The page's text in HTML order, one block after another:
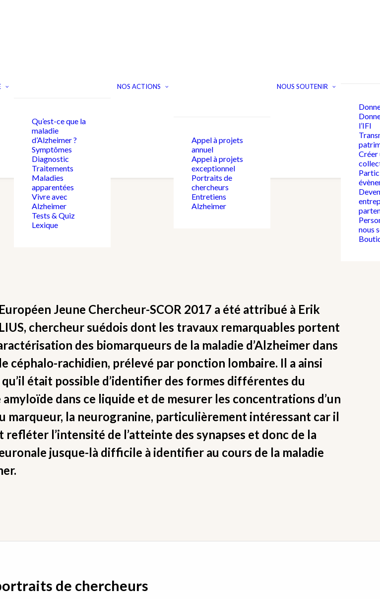
Qu’est-ce que la
maladie
d’Alzheimer ?
Symptômes
Diagnostic
Traitements
Maladies
apparentées
Vivre avec
Alzheimer
Tests & Quiz
Lexique
NOS ACTIONS
Appel à projets
annuel
Appel à projets
exceptionnel
Portraits de
chercheurs
Entretiens
Alzheimer
NOUS SOUTENIR
l’IFI
Créer
nous
Jeune Chercheur-SCOR 2017 a été attribué à Erik
chercheur suédois dont les travaux remarquables portent
des biomarqueurs de la maladie d’Alzheimer dans
céphalo-rachidien, prélevé par ponction lombaire. Il a ainsi
était possible d’identifier des formes différentes du
dans ce liquide et de mesurer les concentrations d’un
marqueur, la neurogranine, particulièrement intéressant car il
refléter l’intensité de l’atteinte des synapses et donc de la
jusque-là difficile à identifier au cours de la maladie
de chercheurs